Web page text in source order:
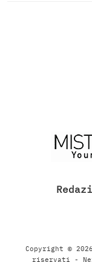
Copyright ©
riservati -